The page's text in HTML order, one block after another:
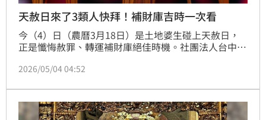
天赦日來了3類人快拜！補財庫吉時一次看
今（4）日（農曆3月18日）是土地婆生碰上天赦日，
正是懺悔赦罪、轉運補財庫絕佳時機。社團法人台中市
機、供品、流程，給想為自己補運的民眾參考。
2026/05/04 04:52